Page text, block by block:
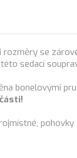
se
sedací
bonelovými